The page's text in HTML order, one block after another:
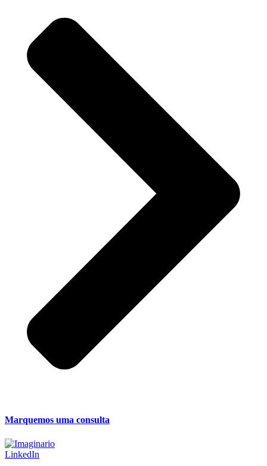
Marquemos uma consulta
LinkedIn